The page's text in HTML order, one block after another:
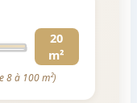
20
m²
8 à 100 m²)